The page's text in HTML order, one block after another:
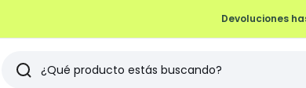
Devoluciones
Buscar